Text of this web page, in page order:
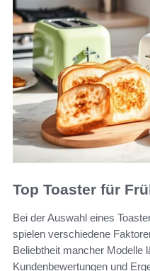
Top Toaster für
Bei der Auswahl eines
spielen verschiedene
Beliebtheit mancher Modelle
Kundenbewertungen und